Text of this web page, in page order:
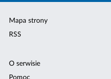
Mapa strony
RSS
O serwisie
Pomoc